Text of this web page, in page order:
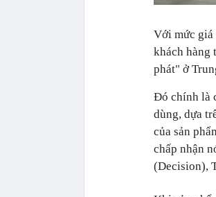
Với mức giá
khách hàng
phát" ở
Đó chính là
dùng, dựa
của sản
chấp nhận
(Decision),